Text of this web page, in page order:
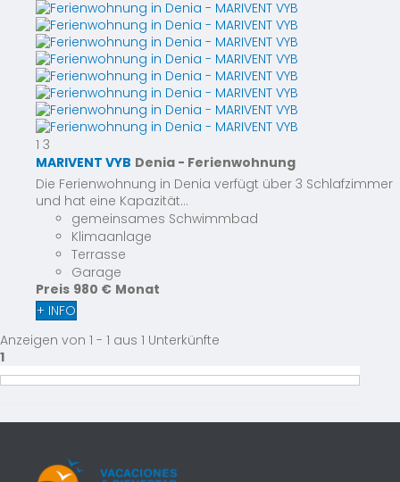
1 3
MARIVENT VYB Denia - Ferienwohnung
Die Ferienwohnung in Denia verfügt über 3 Schlafzimmer
und hat eine Kapazität...
gemeinsames Schwimmbad
Klimaanlage
Terrasse
Garage
Preis 980 € Monat
+ INFO
Anzeigen von 1 - 1 aus 1 Unterkünfte
1